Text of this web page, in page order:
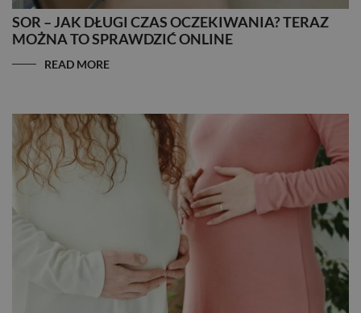
SOR – JAK DŁUGI CZAS OCZEKIWANIA? TERAZ
MOŻNA TO SPRAWDZIĆ ONLINE
READ MORE